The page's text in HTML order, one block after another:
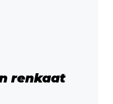
renkaat